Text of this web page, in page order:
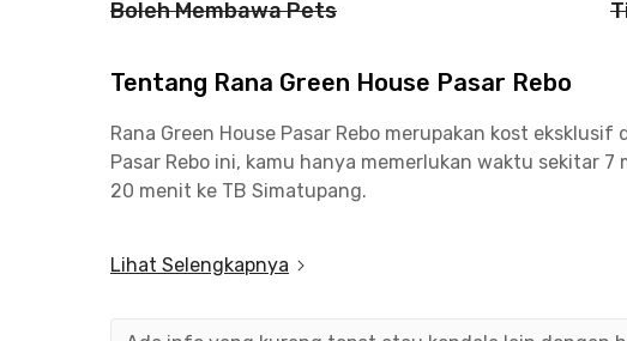
Boleh Membawa Pets
Tentang Rana Green House Pasar Rebo
Rana Green House Pasar Rebo merupakan kost
Pasar Rebo ini, kamu hanya memerlukan waktu sekitar
20 menit ke TB Simatupang.
ternama, seperti Fakultas Ekonomi dan Bisnis UHAMKA
Lihat Selengkapnya